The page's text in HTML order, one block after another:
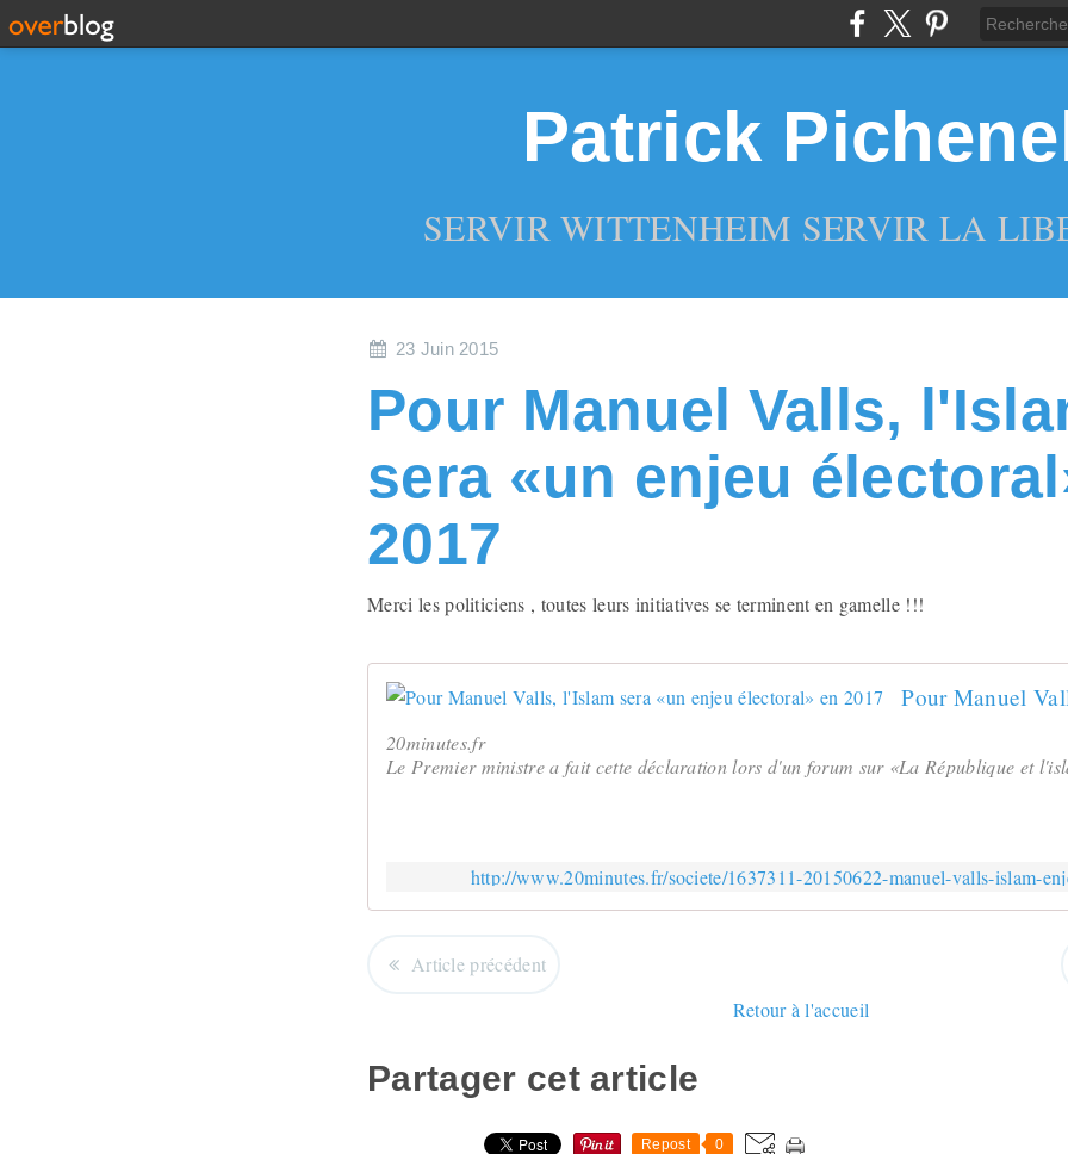
Patrick
SERVIR WITTENHEIM SERVIR LA
23 Juin 2015
Pour Manuel Valls,
sera «un enjeu
2017
Merci les politiciens , toutes leurs initiatives se terminent en gamelle !!!
20minutes.fr
Le Premier ministre a fait cette déclaration lors d'un forum sur «La République et
http://www.20minutes.fr/societe/1637311-20150622-manuel-valls-islam-
Article précédent
Retour à l'accueil
Partager cet article
Repost 0